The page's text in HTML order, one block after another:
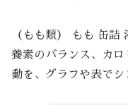
（もも類） もも 缶詰
養素のバランス、カ
動を、グラフや表でシ